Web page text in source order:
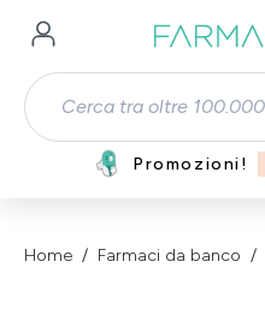
Passa al contenuto principale
Promozioni!
Home Farmaci da banco